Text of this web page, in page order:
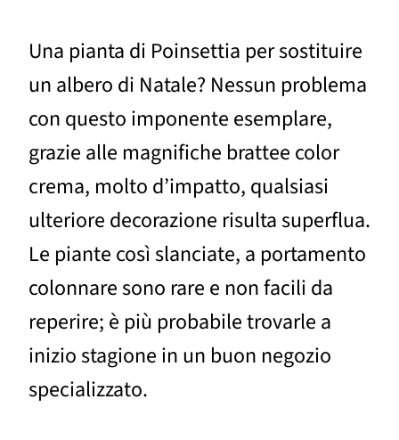
Una pianta di Poinsettia per sostituire
un albero di Natale? Nessun problema
con questo imponente esemplare,
grazie alle magnifiche brattee color
crema, molto d’impatto, qualsiasi
ulteriore decorazione risulta superflua.
Le piante così slanciate, a portamento
colonnare sono rare e non facili da
reperire; è più probabile trovarle a
inizio stagione in un buon negozio
specializzato.